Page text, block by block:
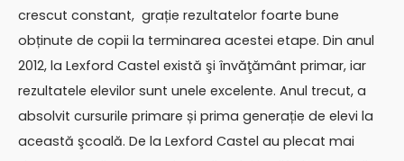
crescut constant, grație rezultatelor foarte bune
obținute de copii la terminarea acestei etape. Din anul
2012, la Lexford Castel există şi învăţământ primar, iar
rezultatele elevilor sunt unele excelente. Anul trecut, a
absolvit cursurile primare și prima generație de elevi la
această şcoală. De la Lexford Castel au plecat mai